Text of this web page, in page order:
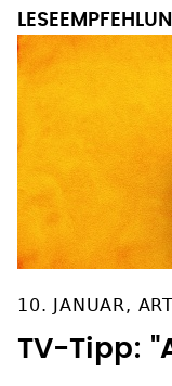
10. JANUAR,
TV-Tipp: